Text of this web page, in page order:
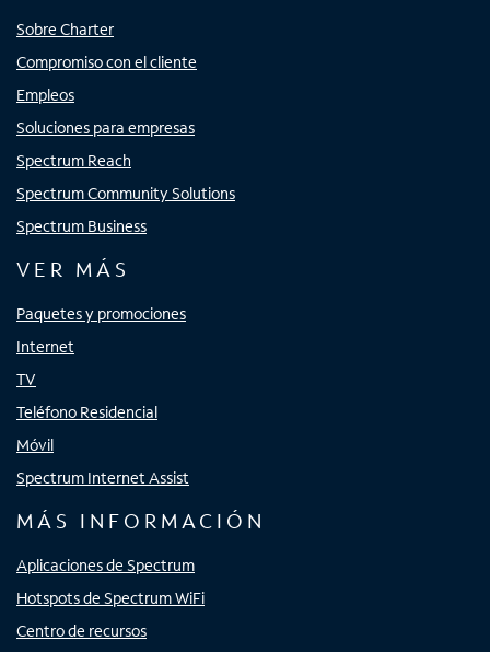
Sobre Charter
Compromiso con el cliente
Empleos
Soluciones para empresas
Spectrum Reach
Spectrum Community Solutions
Spectrum Business
VER MÁS
Paquetes y promociones
Internet
TV
Teléfono Residencial
Móvil
Spectrum Internet Assist
MÁS INFORMACIÓN
Aplicaciones de Spectrum
Hotspots de Spectrum WiFi
Centro de recursos